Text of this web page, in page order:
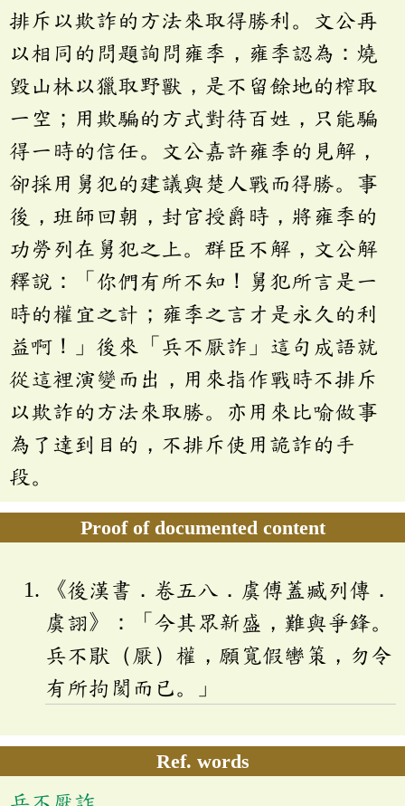
排斥以欺詐的方法來取得勝利。文公再
以相同的問題詢問雍季，雍季認為：燒
毀山林以獵取野獸，是不留餘地的榨取
一空；用欺騙的方式對待百姓，只能騙
得一時的信任。文公嘉許雍季的見解，
卻採用舅犯的建議與楚人戰而得勝。事
後，班師回朝，封官授爵時，將雍季的
功勞列在舅犯之上。群臣不解，文公解
釋說：「你們有所不知！舅犯所言是一
時的權宜之計；雍季之言才是永久的利
益啊！」後來「兵不厭詐」這句成語就
從這裡演變而出，用來指作戰時不排斥
以欺詐的方法來取勝。亦用來比喻做事
為了達到目的，不排斥使用詭詐的手
段。
Proof of documented content
《後漢書．卷五八．虞傅蓋臧列傳．
虞詡》：「今其眾新盛，難與爭鋒。
兵不猒（厭）權，願寬假轡策，勿令
有所拘閡而已。」
Ref. words
兵不厭詐